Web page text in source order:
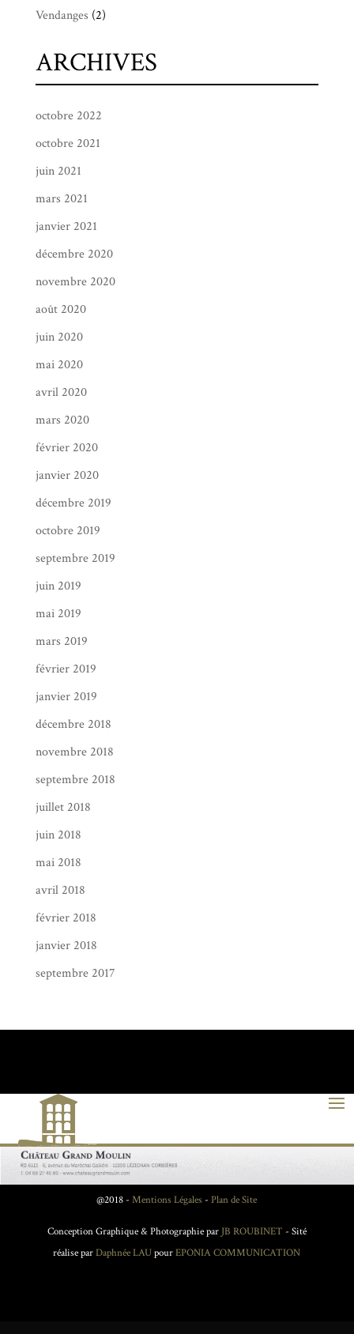
Vendanges (2)
ARCHIVES
octobre 2022
octobre 2021
juin 2021
mars 2021
janvier 2021
décembre 2020
novembre 2020
août 2020
juin 2020
mai 2020
avril 2020
mars 2020
février 2020
janvier 2020
décembre 2019
octobre 2019
septembre 2019
juin 2019
mai 2019
mars 2019
février 2019
janvier 2019
décembre 2018
novembre 2018
septembre 2018
juillet 2018
juin 2018
mai 2018
avril 2018
février 2018
janvier 2018
septembre 2017
@2018 - Mentions Légales - Plan de Site
Conception Graphique & Photographie par JB ROUBINET - Sité
réalise parDaphnée LAUpourEPONIA COMMUNICATION